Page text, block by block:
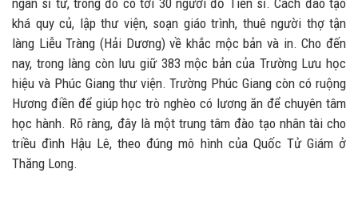
khá quy củ, lập thư viện, soạn giáo trình, thuê người thợ tận
làng Liễu Tràng (Hải Dương) về khắc mộc bản và in. Cho đến
nay, trong làng còn lưu giữ 383 mộc bản của Trường Lưu học
hiệu và Phúc Giang thư viện. Trường Phúc Giang còn có ruộng
Hương điền để giúp học trò nghèo có lương ăn để chuyên tâm
học hành. Rõ ràng, đây là một trung tâm đào tạo nhân tài cho
triều đình Hậu Lê, theo đúng mô hình của Quốc Tử Giám ở
Thăng Long.